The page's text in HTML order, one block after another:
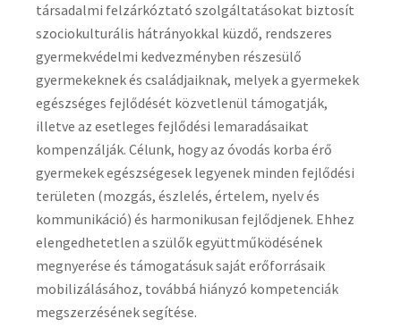
társadalmi felzárkóztató szolgáltatásokat biztosít
szociokulturális hátrányokkal küzdő, rendszeres
gyermekvédelmi kedvezményben részesülő
gyermekeknek és családjaiknak, melyek a gyermekek
egészséges fejlődését közvetlenül támogatják,
illetve az esetleges fejlődési lemaradásaikat
kompenzálják. Célunk, hogy az óvodás korba érő
gyermekek egészségesek legyenek minden fejlődési
területen (mozgás, észlelés, értelem, nyelv és
kommunikáció) és harmonikusan fejlődjenek. Ehhez
elengedhetetlen a szülők együttműködésének
megnyerése és támogatásuk saját erőforrásaik
mobilizálásához, továbbá hiányzó kompetenciák
megszerzésének segítése.